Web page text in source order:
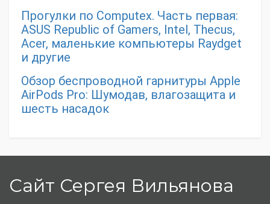
Прогулки по Computex. Часть первая:
ASUS Republic of Gamers, Intel, Thecus,
Acer, маленькие компьютеры Raydget
и другие
Обзор беспроводной гарнитуры Apple
AirPods Pro: Шумодав, влагозащита и
шесть насадок
Сайт Сергея Вильянова